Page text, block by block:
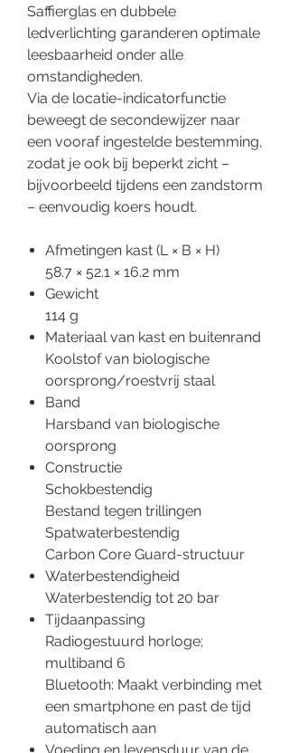
Saffierglas en dubbele
ledverlichting garanderen optimale
leesbaarheid onder alle
omstandigheden.
Via de locatie-indicatorfunctie
beweegt de secondewijzer naar
een vooraf ingestelde bestemming,
zodat je ook bij beperkt zicht –
bijvoorbeeld tijdens een zandstorm
– eenvoudig koers houdt.
Afmetingen kast (L × B × H)
58.7 × 52.1 × 16.2 mm
Gewicht
114 g
Materiaal van kast en buitenrand
Koolstof van biologische
oorsprong/roestvrij staal
Band
Harsband van biologische
oorsprong
Constructie
Schokbestendig
Bestand tegen trillingen
Spatwaterbestendig
Carbon Core Guard-structuur
Waterbestendigheid
Waterbestendig tot 20 bar
Tijdaanpassing
Radiogestuurd horloge;
multiband 6
Bluetooth: Maakt verbinding met
een smartphone en past de tijd
automatisch aan